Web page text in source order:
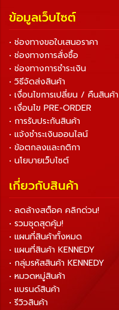
ข้อมูลเว็บไซต์
• ช่องทางขอใบเสนอราคา
• ช่องทางการสั่งซื้อ
• ช่องทางการชำระเงิน
• วิธีจัดส่งสินค้า
• เงื่อนไขการเปลี่ยน / คืนสินค้า
• เงื่อนไข PRE-ORDER
• การรับประกันสินค้า
• แจ้งชำระเงินออนไลน์
• ข้อตกลงและกติกา
• นโยบายเว็บไซต์
เกี่ยวกับสินค้า
• ลดล้างสต็อค คลิกด่วน!
• รวมชุดสุดคุ้ม!
• แผนที่สินค้าทั้งหมด
• แผนที่สินค้า KENNEDY
• กลุ่มรหัสสินค้า KENNEDY
• หมวดหมู่สินค้า
• แบรนด์สินค้า
• รีวิวสินค้า